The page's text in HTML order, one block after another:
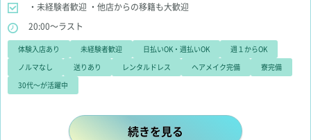
・未経験者歓迎 ・他店からの移籍も大歓迎
20:00～ラスト
体験入店あり 未経験者歓迎 日払いOK・週払いOK
週１からOK
ノルマなし
送りあり レンタルドレス ヘアメイク完備
寮完備
30代～が活躍中
体入時給10,000円以上も可能！他
続きを見る